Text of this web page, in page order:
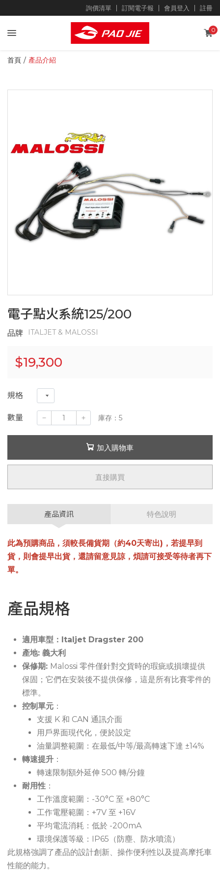
詢價清單 訂閱電子報 會員登入 註冊
0
首頁 產品介紹
電子點火系統125/200
品牌 ITALJET & MALOSSI
$19,300
規格
數量 庫存：5
加入購物車
直接購買
產品資訊 特色說明
此為預購商品，須較長備貨期（約40天寄出)，若提早到
貨，則會提早出貨，還請留意見諒，煩請可接受等待者再下
單。
產品規格
適用車型：Italjet Dragster 200
產地: 義大利
保修期: Malossi 零件僅針對交貨時的瑕疵或損壞提供
保固；它們在安裝後不提供保修，這是所有比賽零件的
標準。
控制單元 ：
支援 K 和 CAN 通訊介面
用戶界面現代化，便於設定
油量調整範圍：在最低/中等/最高轉速下達 ±14%
轉速提升 ：
轉速限制額外延伸 500 轉/分鐘
耐用性 ：
工作溫度範圍：-30°C 至 +80°C
工作電壓範圍：+7V 至 +16V
平均電流消耗：低於 -200mA
環境保護等級：IP65（防塵、防水噴流）
此規格強調了產品的設計創新、操作便利性以及提高摩托車
性能的能力。